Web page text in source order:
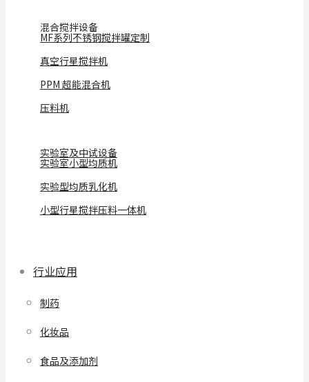
混合搅拌设备
MF系列不锈钢搅拌罐定制
真空行星搅拌机
PPM 超能混合机
压料机
实验室及中试设备
实验室小型均质机
实验型均质乳化机
小型行星搅拌压料一体机
行业应用
制药
化妆品
食品及添加剂